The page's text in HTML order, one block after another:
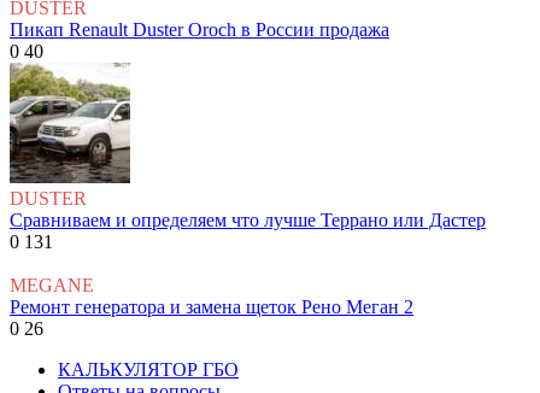
DUSTER
Пикап Renault Duster Oroch в России продажа
0 40
DUSTER
Сравниваем и определяем что лучше Террано или Дастер
0 131
MEGANE
Ремонт генератора и замена щеток Рено Меган 2
0 26
КАЛЬКУЛЯТОР ГБО